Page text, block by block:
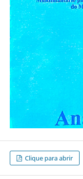
Clique para abrir